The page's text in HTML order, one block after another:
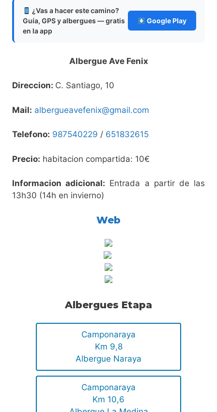
¿Vas a hacer este camino?
Guía, GPS y albergues — gratis
en la app
Google Play
Albergue Ave Fenix
Direccion: C. Santiago, 10
Mail: albergueavefenix@gmail.com
Telefono: 987540229 / 651832615
Precio: habitacion compartida: 10€
Informacion adicional: Entrada a partir de las
13h30 (14h en invierno)
Web
Albergues Etapa
Camponaraya
Km 9,8
Albergue Naraya
Camponaraya
Km 10,6